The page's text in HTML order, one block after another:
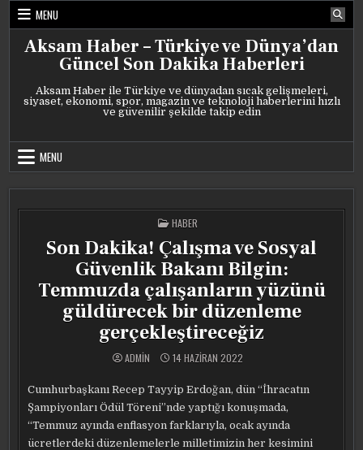
Skip
content
MENU
Aksam Haber – Türkiye ve Dünya’dan
Güncel Son Dakika Haberleri
Aksam Haber ile Türkiye ve dünyadan sıcak gelişmeleri,
siyaset, ekonomi, spor, magazin ve teknoloji haberlerini hızlı
ve güvenilir şekilde takip edin
MENU
POSTED
IN
HABER
Son Dakika! Çalışma ve Sosyal
Güvenlik Bakanı Bilgin:
Temmuzda çalışanların yüzünü
güldürecek bir düzenleme
gerçekleştireceğiz
ADMIN 14 HAZIRAN 2022
Cumhurbaşkanı Recep Tayyip Erdoğan, dün “İhracatın
Şampiyonları Ödül Töreni”nde yaptığı konuşmada,
“Temmuz ayında enflasyon farklarıyla, ocak ayında
ücretlerdeki düzenlemelerle milletimizin her kesimini